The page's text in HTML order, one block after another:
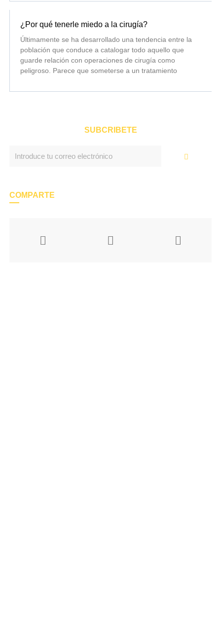
¿Por qué tenerle miedo a la cirugía?
Últimamente se ha desarrollado una tendencia entre la
población que conduce a catalogar todo aquello que
guarde relación con operaciones de cirugía como
peligroso. Parece que someterse a un tratamiento
SUBCRIBETE
COMPARTE